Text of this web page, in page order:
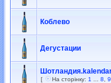
Коблево
Дегустации
[ На сторінку: 1 8 9